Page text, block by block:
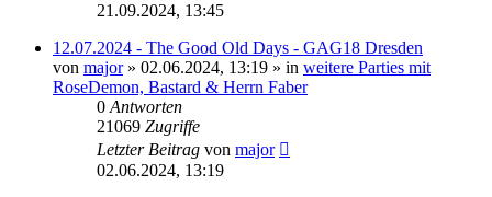
21.09.2024, 13:45
12.07.2024 - The Good Old Days - GAG18 Dresden
von major» 02.06.2024, 13:19 » in weitere Parties mit
RoseDemon, Bastard & Herrn Faber
0Antworten
21069 Zugriffe
Letzter Beitrag von major
02.06.2024, 13:19